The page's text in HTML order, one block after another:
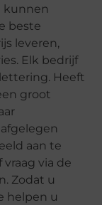
kunnen
beste
leveren,
Elk bedrijf
Heeft
groot
aan te
via de
Zodat u
helpen u